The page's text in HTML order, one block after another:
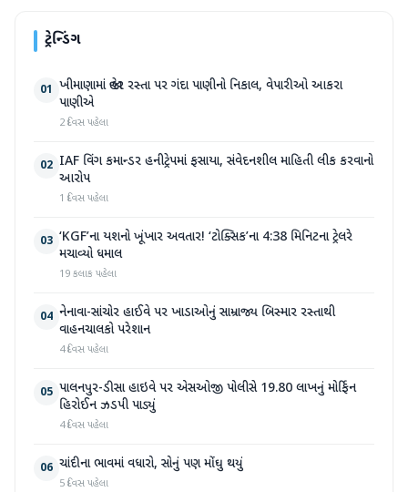
ટ્રેન્ડિંગ
01 ખીમાણામાં જાહેર રસ્તા પર ગંદા પાણીનો નિકાલ, વેપારીઓ આકરા
પાણીએ
2 દિવસ પહેલા
02 IAF વિંગ કમાન્ડર હનીટ્રેપમાં ફસાયા, સંવેદનશીલ માહિતી લીક કરવાનો
આરોપ
1 દિવસ પહેલા
03 ‘KGF’ના યશનો ખૂંખાર અવતાર! ‘ટોક્સિક’ના 4:38 મિનિટના ટ્રેલરે
મચાવ્યો ધમાલ
19 કલાક પહેલા
04 નેનાવા-સાંચોર હાઈવે પર ખાડાઓનું સામ્રાજ્ય બિસ્માર રસ્તાથી
વાહનચાલકો પરેશાન
4 દિવસ પહેલા
05 પાલનપુર-ડીસા હાઇવે પર એસઓજી પોલીસે 19.80 લાખનું મોર્ફિન
હિરોઈન ઝડપી પાડ્યું
4 દિવસ પહેલા
06 ચાંદીના ભાવમાં વધારો, સોનું પણ મોંઘુ થયું
5 દિવસ પહેલા